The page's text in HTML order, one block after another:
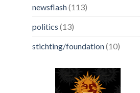
newsflash(113)
politics (13)
stichting/foundation(10)